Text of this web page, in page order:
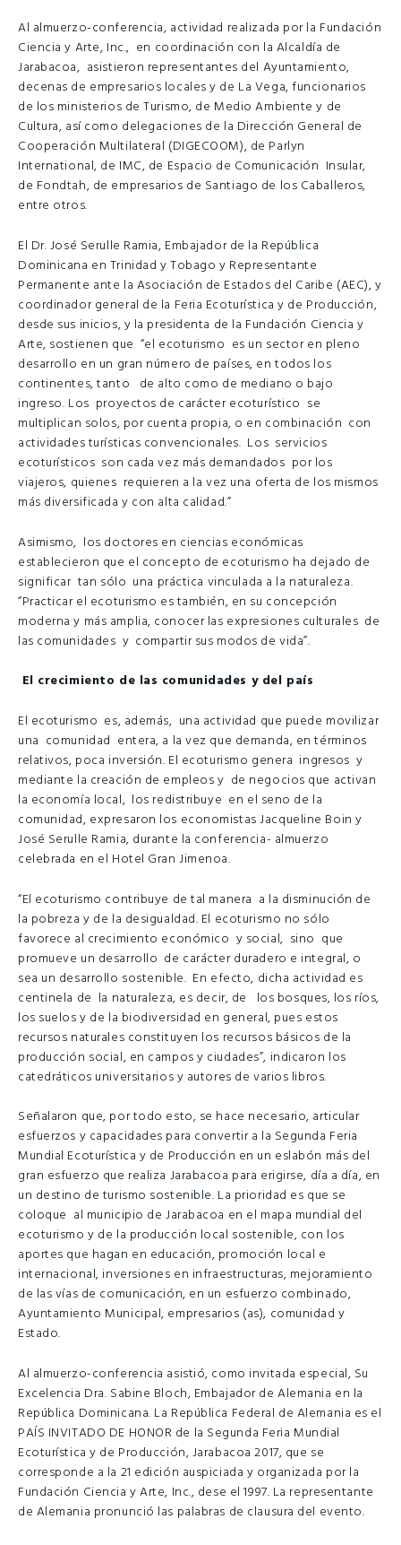
Al almuerzo-conferencia, actividad realizada por la Fundación
Ciencia y Arte, Inc., en coordinación con la Alcaldía de
Jarabacoa, asistieron representantes del Ayuntamiento,
decenas de empresarios locales y de La Vega, funcionarios
de los ministerios de Turismo, de Medio Ambiente y de
Cultura, así como delegaciones de la Dirección General de
Cooperación Multilateral (DIGECOOM), de Parlyn
International, de IMC, de Espacio de Comunicación Insular,
de Fondtah, de empresarios de Santiago de los Caballeros,
entre otros.
El Dr. José Serulle Ramia, Embajador de la República
Dominicana en Trinidad y Tobago y Representante
Permanente ante la Asociación de Estados del Caribe (AEC), y
coordinador general de la Feria Ecoturística y de Producción,
desde sus inicios, y la presidenta de la Fundación Ciencia y
Arte, sostienen que “el ecoturismo es un sector en pleno
desarrollo en un gran número de países, en todos los
continentes, tanto de alto como de mediano o bajo
ingreso. Los proyectos de carácter ecoturístico se
multiplican solos, por cuenta propia, o en combinación con
actividades turísticas convencionales. Los servicios
ecoturísticos son cada vez más demandados por los
viajeros, quienes requieren a la vez una oferta de los mismos
más diversificada y con alta calidad.”
Asimismo, los doctores en ciencias económicas
establecieron que el concepto de ecoturismo ha dejado de
significar tan sólo una práctica vinculada a la naturaleza.
“Practicar el ecoturismo es también, en su concepción
moderna y más amplia, conocer las expresiones culturales de
las comunidades y compartir sus modos de vida”.
El crecimiento de las comunidades y del país
El ecoturismo es, además, una actividad que puede movilizar
una comunidad entera, a la vez que demanda, en términos
relativos, poca inversión. El ecoturismo genera ingresos y
mediante la creación de empleos y de negocios que activan
la economía local, los redistribuye en el seno de la
comunidad, expresaron los economistas Jacqueline Boin y
José Serulle Ramia, durante la conferencia- almuerzo
celebrada en el Hotel Gran Jimenoa.
“El ecoturismo contribuye de tal manera a la disminución de
la pobreza y de la desigualdad. El ecoturismo no sólo
favorece al crecimiento económico y social, sino que
promueve un desarrollo de carácter duradero e integral, o
sea un desarrollo sostenible. En efecto, dicha actividad es
centinela de la naturaleza, es decir, de los bosques, los ríos,
los suelos y de la biodiversidad en general, pues estos
recursos naturales constituyen los recursos básicos de la
producción social, en campos y ciudades”, indicaron los
catedráticos universitarios y autores de varios libros.
Señalaron que, por todo esto, se hace necesario, articular
esfuerzos y capacidades para convertir a la Segunda Feria
Mundial Ecoturística y de Producción en un eslabón más del
gran esfuerzo que realiza Jarabacoa para erigirse, día a día, en
un destino de turismo sostenible. La prioridad es que se
coloque al municipio de Jarabacoa en el mapa mundial del
ecoturismo y de la producción local sostenible, con los
aportes que hagan en educación, promoción local e
internacional, inversiones en infraestructuras, mejoramiento
de las vías de comunicación, en un esfuerzo combinado,
Ayuntamiento Municipal, empresarios (as), comunidad y
Estado.
Al almuerzo-conferencia asistió, como invitada especial, Su
Excelencia Dra. Sabine Bloch, Embajador de Alemania en la
República Dominicana. La República Federal de Alemania es el
PAÍS INVITADO DE HONOR de la Segunda Feria Mundial
Ecoturística y de Producción, Jarabacoa 2017, que se
corresponde a la 21 edición auspiciada y organizada por la
Fundación Ciencia y Arte, Inc., dese el 1997. La representante
de Alemania pronunció las palabras de clausura del evento.